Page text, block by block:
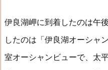
伊良湖岬に到着したのは午
したのは「伊良湖オーシャ
室オーシャンビューで、太